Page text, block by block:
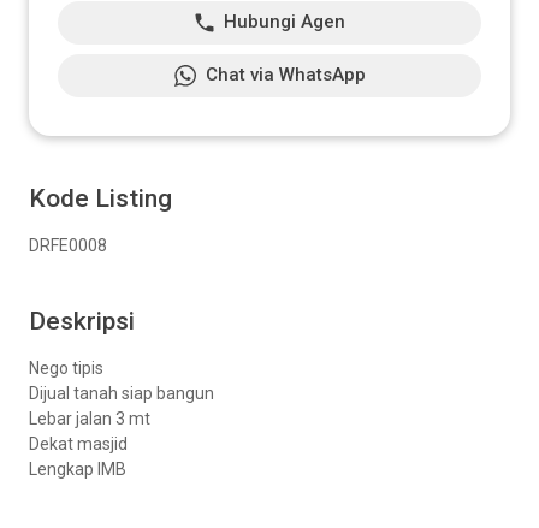
Kode Listing
DRFE0008
Deskripsi
Nego tipis
Dijual tanah siap bangun
Lebar jalan 3 mt
Dekat masjid
Lengkap IMB
Hubungi Agen
Chat via WhatsApp